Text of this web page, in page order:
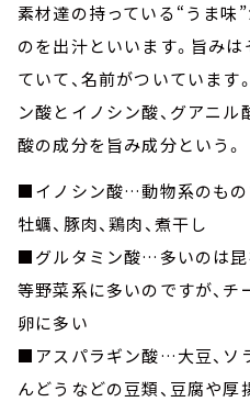
素材達の持っている“うま味
のを出汁といいます。旨み
ていて、名前がついています
ン酸とイノシン酸、グアニル
酸の成分を旨み成分という。
■イノシン酸…動物系のもの
牡蠣、豚肉、鶏肉、煮干し
■グルタミン酸…多いのは昆
等野菜系に多いのですが、チ
卵に多い
■アスパラギン酸…大豆、ソ
んどうなどの豆類、豆腐や厚